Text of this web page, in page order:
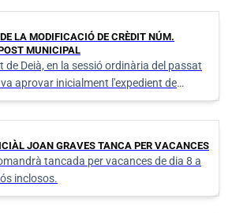
LA MODIFICACIÓ DE CRÈDIT NÚM.
MUNICIPAL
de Deià, en la sessió ordinària del passat
aprovar inicialment l'expedient de
de despeses núm. 07/2026 (Exp.
JOAN GRAVES TANCA PER VACANCES
tancada per vacances de dia 8 a
inclosos.